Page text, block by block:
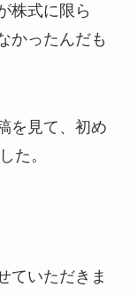
株式に限ら
かったんだも
を見て、初め
た。
ていただきま